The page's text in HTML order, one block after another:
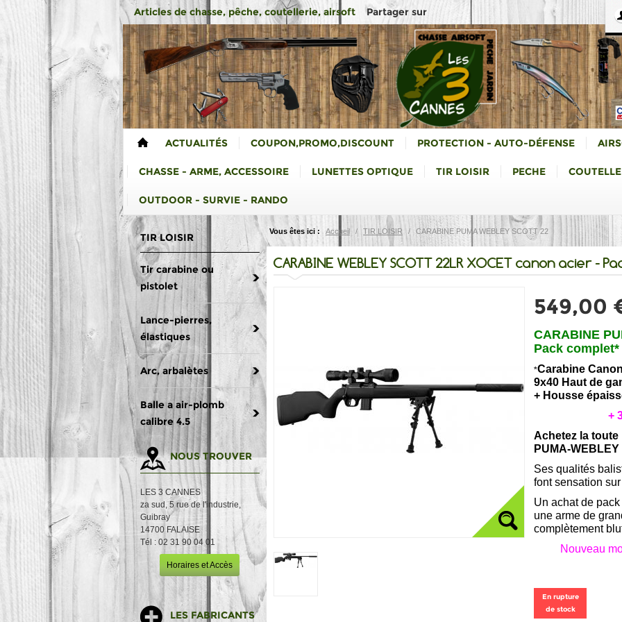
Articles de chasse, pêche, coutellerie, airsoft Partager sur
ACTUALITÉS COUPON,PROMO,DISCOUNT PROTECTION - AUTO-DÉFENSE
CHASSE - ARME, ACCESSOIRE LUNETTES OPTIQUE TIR LOISIR PECHE
OUTDOOR - SURVIE - RANDO
TIR LOISIR
Tir carabine ou
pistolet
Lance-pierres,
élastiques
Arc, arbalètes
Balle a air-plomb
calibre 4.5
NOUS TROUVER
LES 3 CANNES
za sud, 5 rue de l'industrie,
Guibray
14700 FALAISE
Tél : 02 31 90 04 01
Horaires et Accès
LES FABRICANTS
Vous êtes ici : Accueil / TIR LOISIR / CARABINE PUMA WEBLEY SCOTT 22
CARABINE WEBLEY SCOTT 22LR XOCET canon acier -
549,00
CARABINE
Pack complet*
*Carabine
9x40 Haut de
+ Housse
+
Achetez la
PUMA-WEBLEY
Ses qualités
font sensation
Un achat de pack
une arme de
complètement
Nouveau
En rupture
de stock